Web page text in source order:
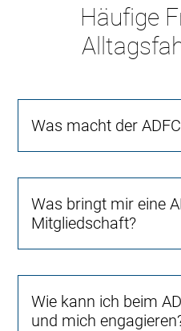
Häufige
Was macht der
Was bringt mir eine
Mitgliedschaft?
Wie kann ich beim
und mich